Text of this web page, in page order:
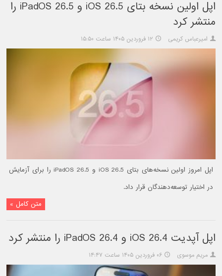
اپل اولین نسخه بتای iOS 26.5 و iPadOS 26.5 را
منتشر کرد
امیرعباس کریمی ۱۲ فروردین ۱۴۰۵ ساعت ۱۵:۵۰
اپل امروز اولین نسخه‌های بتای iOS 26.5 و iPadOS 26.5 را برای آزمایش
در اختیار توسعه‌دهندگان قرار داد.
متن کامل »
اپل آپدیت iOS 26.4 و iPadOS 26.4 را منتشر کرد
مریم موسوی ۰۶ فروردین ۱۴۰۵ ساعت ۱۴:۴۷